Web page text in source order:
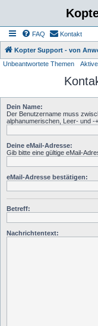
FAQ Kontakt
Kopter Support - von
Unbeantwortete Themen
Dein Name:
Der Benutzername muss
alphanumerischen, Leer- und -
Deine eMail-Adresse:
Gib bitte eine gültige eMail-
eMail-Adresse bestätigen:
Betreff:
Nachrichtentext: